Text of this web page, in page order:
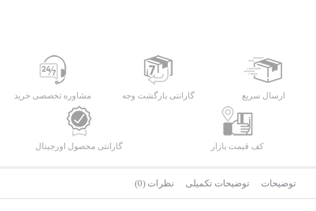
ارسال سریع گارانتی بازگشت وجه مشاوره تخصصی خرید
کف قیمت بازار گارانتی محصول اورجینال
توضیحات توضیحات تکمیلی نظرات (0)